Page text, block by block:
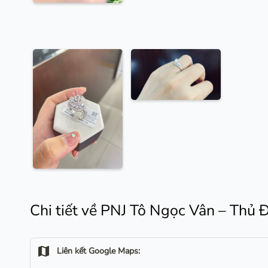
Chi tiết về PNJ Tô Ngọc Vân – Thủ
map Liên kết Google Maps: